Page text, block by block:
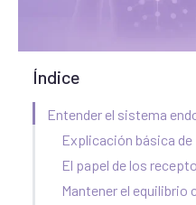
Índice
Entender el sistema
Explicación básica de
El papel de los
Mantener el equilibrio